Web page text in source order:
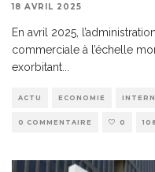
18 AVRIL 2025
En avril 2025,
commerciale à l’échelle
exorbitant
ACTU ECONOMIE
0 COMMENTAIRE 0